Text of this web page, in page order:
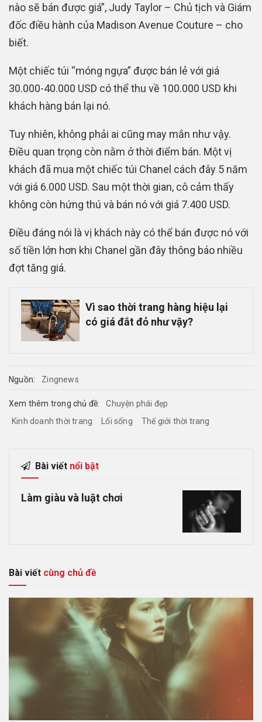
nào sẽ bán được giá”, Judy Taylor – Chủ tịch và Giám
đốc điều hành của Madison Avenue Couture – cho
biết.
Một chiếc túi “móng ngựa” được bán lẻ với giá
30.000-40.000 USD có thể thu về 100.000 USD khi
khách hàng bán lại nó.
Tuy nhiên, không phải ai cũng may mắn như vậy.
Điều quan trọng còn nằm ở thời điểm bán. Một vị
khách đã mua một chiếc túi Chanel cách đây 5 năm
với giá 6.000 USD. Sau một thời gian, cô cảm thấy
không còn hứng thú và bán nó với giá 7.400 USD.
Điều đáng nói là vị khách này có thể bán được nó với
số tiền lớn hơn khi Chanel gần đây thông báo nhiều
đợt tăng giá.
Vì sao thời trang hàng hiệu lại
có giá đắt đỏ như vậy?
Nguồn: Zingnews
Xem thêm trong chủ đề:
Chuyện phái đẹp
Kinh doanh thời trang
Lối sống Thế giới thời trang
Bài viết nổi bật
Làm giàu và luật chơi
Bài viết cùng chủ đề